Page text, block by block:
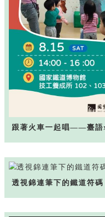
跟著火車一起唱——臺語
透視錦連筆下的鐵道符碼